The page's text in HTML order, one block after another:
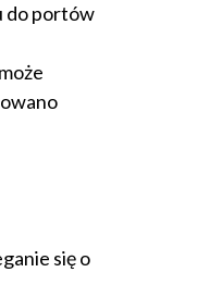
do portów
się o